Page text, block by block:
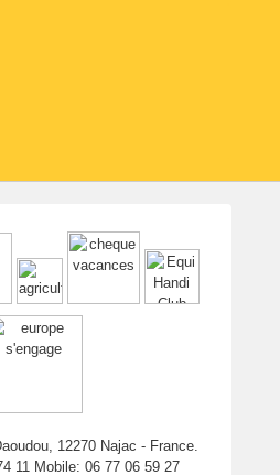
12270 Najac - France.
11 Mobile: 06 77 06 59 27